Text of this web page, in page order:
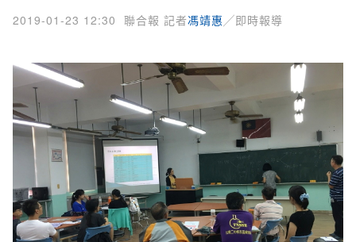
2019-01-23 12:30 聯合報 記者馮靖惠 ╱即時報導